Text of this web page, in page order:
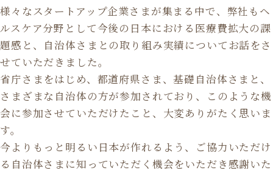
様々なスタートアップ企業さまが集まる中で、弊社もヘ
ルスケア分野として今後の日本における医療費拡大の課
題感と、自治体さまとの取り組み実績についてお話をさ
せていただきました。
省庁さまをはじめ、都道府県さま、基礎自治体さまと、
さまざまな自治体の方が参加されており、このような機
会に参加させていただけたこと、大変ありがたく思いま
す。
今よりもっと明るい日本が作れるよう、ご協力いただけ
る自治体さまに知っていただく機会をいただき感謝いた